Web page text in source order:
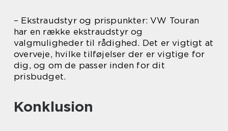
– Ekstraudstyr og prispunkter: VW Touran
har en række ekstraudstyr og
valgmuligheder til rådighed. Det er vigtigt at
overveje, hvilke tilføjelser der er vigtige for
dig, og om de passer inden for dit
prisbudget.
Konklusion